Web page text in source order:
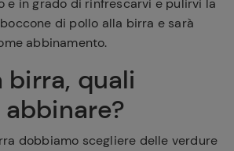
e in grado di rinfrescarvi e pulirvi la
di pollo alla birra e sarà
abbinamento.
birra, quali
dobbiamo scegliere delle verdure